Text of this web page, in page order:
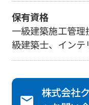
保有資格
一級建築施工管
級建築士、インテ
株式会社